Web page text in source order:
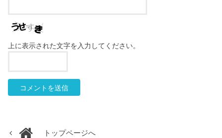
上に表示された文字を入力してください。
トップページへ